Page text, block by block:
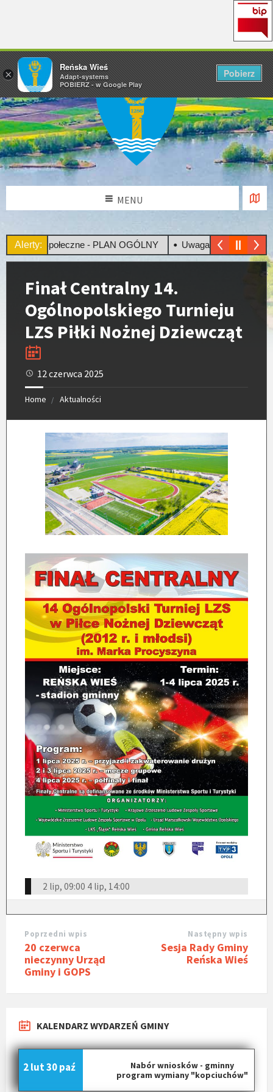
×
Reńska Wieś
Adapt-systems
POBIERZ - w Google Play
Pobierz
MENU
Alerty:Społeczne - PLAN OGÓLNY Uwaga! Upały
Finał Centralny 14.
Ogólnopolskiego Turnieju
LZS Piłki Nożnej Dziewcząt
12 czerwca 2025
Home Aktualności
2 lip, 09:00 4 lip, 14:00
Poprzedni wpis
20 czerwca
nieczynny Urząd
Gminy i GOPS
Następny wpis
Sesja Rady Gminy
Reńska Wieś
KALENDARZ WYDARZEŃ GMINY
Nabór wniosków - gminny
program wymiany "kopciuchów"
2 lut30 paź